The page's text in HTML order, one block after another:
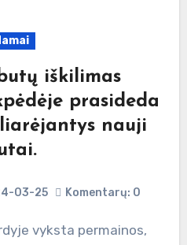
iškilimas
prasideda
nauji
03-25 Komentarų: 0